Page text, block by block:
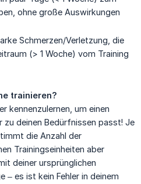
ohne große Auswirkungen
Schmerzen/Verletzung, die
(> 1 Woche) vom Training
trainieren?
kennenzulernen, um einen
zu deinen Bedürfnissen passt! Je
die Anzahl der
Trainingseinheiten aber
deiner ursprünglichen
– es ist kein Fehler in deinem